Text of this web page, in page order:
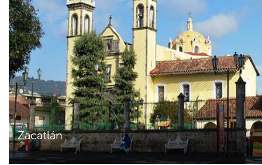
Zacatlán